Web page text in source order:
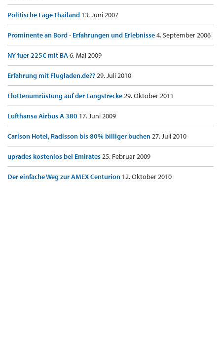
Politische Lage Thailand 13. Juni 2007
Prominente an Bord - Erfahrungen und Erlebnisse4. September 2006
NY fuer 225€ mit BA6. Mai 2009
Erfahrung mit Flugladen.de??29. Juli 2010
Flottenumrüstung auf der Langstrecke29. Oktober 2011
Lufthansa Airbus A 380 17. Juni 2009
Carlson Hotel, Radisson bis 80% billiger buchen27. Juli 2010
uprades kostenlos bei Emirates25. Februar 2009
Der einfache Weg zur AMEX Centurion 12. Oktober 2010